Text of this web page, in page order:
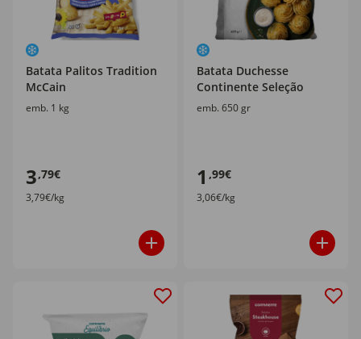
Batata Palitos Tradition
McCain
emb. 1 kg
3,79€
3,79€/kg
Batata Duchesse
Continente Seleção
emb. 650 gr
1 ,99€
3,06€/kg